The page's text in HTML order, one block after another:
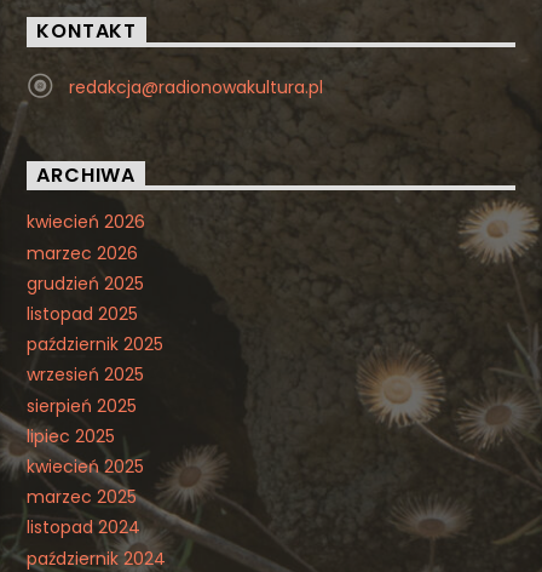
KONTAKT
redakcja@radionowakultura.pl
ARCHIWA
kwiecień 2026
marzec 2026
grudzień 2025
listopad 2025
październik 2025
wrzesień 2025
sierpień 2025
lipiec 2025
kwiecień 2025
marzec 2025
listopad 2024
październik 2024